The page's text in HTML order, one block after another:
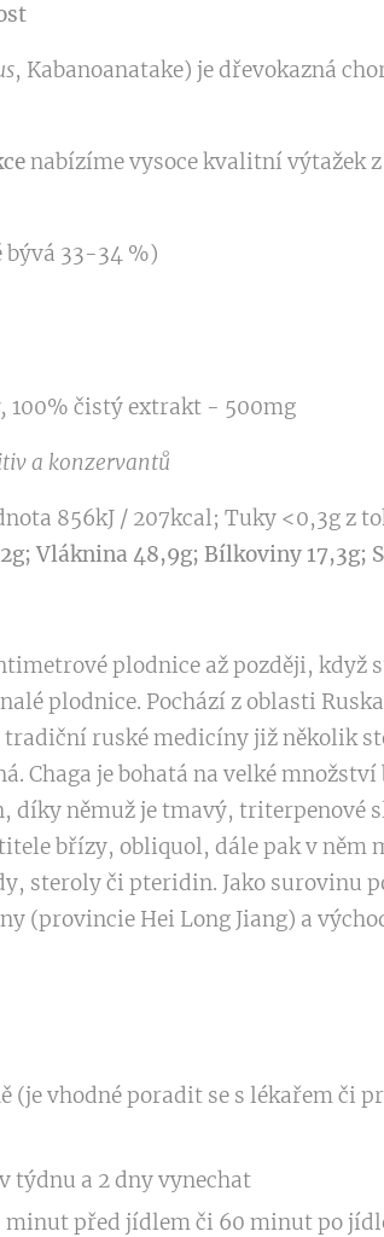
, Kabanoanatake) je dřevokazná
nabízíme vysoce kvalitní výtažek z
33-34 %)
100% čistý extrakt - 500mg
a konzervantů
856kJ / 207kcal; Tuky <0,3g z
Vláknina 48,9g; Bílkoviny 17,3g;
plodnice až později, když
plodnice. Pochází z oblasti
ruské medicíny již několik
Chaga je bohatá na velké
díky němuž je tmavý, triterpenové
břízy, obliquol, dále pak v něm
steroly či pteridin. Jako surovinu
(provincie Hei Long Jiang) a
(je vhodné poradit se s lékařem či
týdnu a 2 dny vynechat
před jídlem či 60 minut po